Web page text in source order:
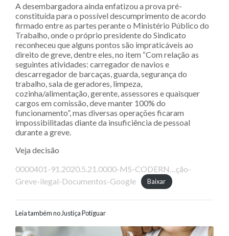
A desembargadora ainda enfatizou a prova pré-
constituída para o possível descumprimento de acordo
firmado entre as partes perante o Ministério Público do
Trabalho, onde o próprio presidente do Sindicato
reconheceu que alguns pontos são impraticáveis ao
direito de greve, dentre eles, no item “Com relação as
seguintes atividades: carregador de navios e
descarregador de barcaças, guarda, segurança do
trabalho, sala de geradores, limpeza,
cozinha/alimentação, gerente, assessores e quaisquer
cargos em comissão, deve manter 100% do
funcionamento”, mas diversas operações ficaram
impossibilitadas diante da insuficiência de pessoal
durante a greve.
Veja decisão
0000401-91.2020.5.21.0000-MS-CODERN…ção-
Greve-ilegal-Documentos-Google
Baixar
Leia também no Justiça Potiguar